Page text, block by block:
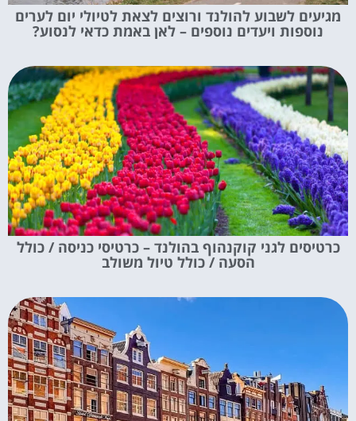
מגיעים לשבוע להולנד ורוצים לצאת לטיולי יום לערים
נוספות ויעדים נוספים – לאן באמת כדאי לנסוע?
כרטיסים לגני קוקנהוף בהולנד – כרטיסי כניסה / כולל
הסעה / כולל טיול משולב